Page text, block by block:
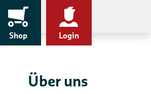
Shop Login
Über uns